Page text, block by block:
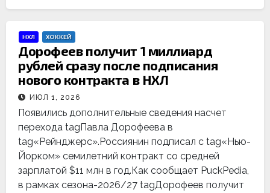
НХЛ ХОККЕЙ
Дорофеев получит 1 миллиард
рублей сразу после подписания
нового контракта в НХЛ
ИЮЛ 1, 2026
Появились дополнительные сведения насчет
перехода tagПавла Дорофеева в
tag«Рейнджерс».Россиянин подписал с tag«Нью-
Йорком» семилетний контракт со средней
зарплатой $11 млн в год.Как сообщает PuckPedia,
в рамках сезона-2026/27 tagДорофеев получит